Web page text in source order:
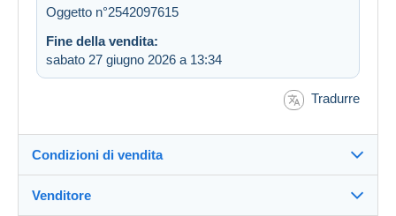
Oggetto n°2542097615
Fine della vendita:
sabato 27 giugno 2026 a 13:34
Tradurre
Condizioni di vendita
Destinazione:
Venditore